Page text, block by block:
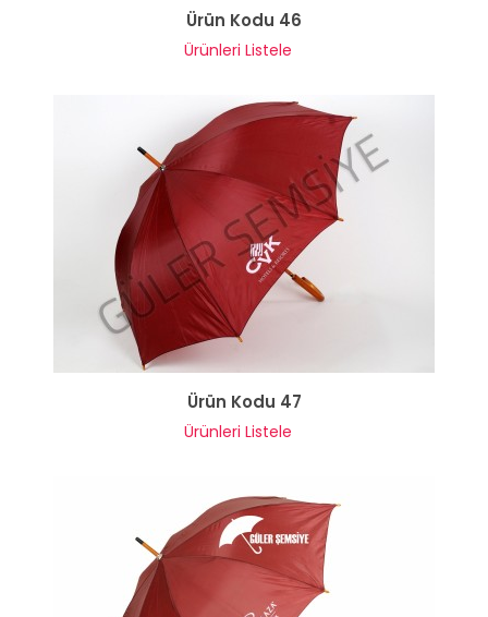
Ürün Kodu 46
Ürünleri Listele
Ürün Kodu 47
Ürünleri Listele